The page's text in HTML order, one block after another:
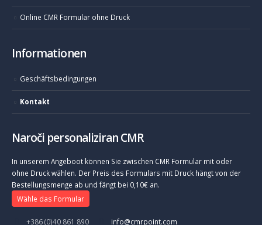
Online CMR Formular ohne Druck
Informationen
Geschäftsbedingungen
Kontakt
Naroči personaliziran CMR
In unserem Angeboot können Sie zwischen CMR Formular mit oder
ohne Druck wählen. Der Preis des Formulars mit Druck hängt von der
Bestellungsmenge ab und fängt bei 0,10€ an.
Wähle das Formular
+386 (0)40 861 890 info@cmrpoint.com